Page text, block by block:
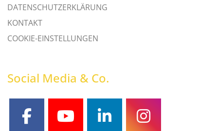
DATENSCHUTZERKLÄRUNG
KONTAKT
COOKIE-EINSTELLUNGEN
Social Media & Co.
facebookyoutubelinkedininstagram